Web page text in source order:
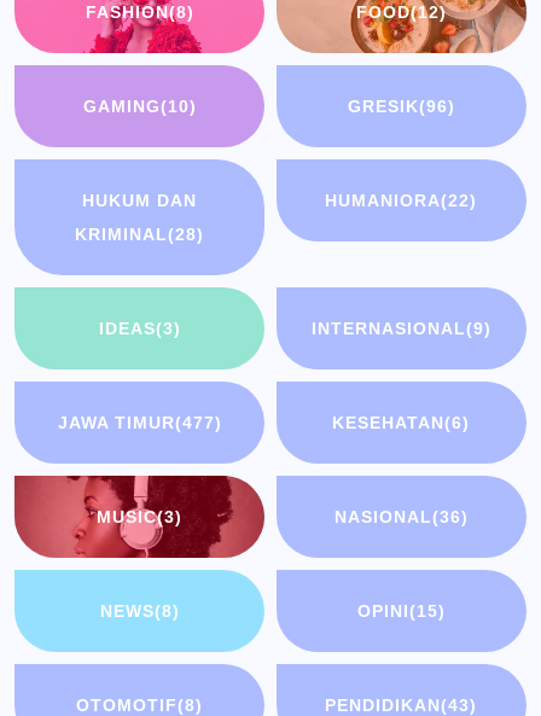
FASHION(8) FOOD(12)
GAMING(10) GRESIK(96)
HUKUM DAN
KRIMINAL(28)
HUMANIORA(22)
IDEAS(3) INTERNASIONAL(9)
JAWA TIMUR(477) KESEHATAN(6)
MUSIC(3) NASIONAL(36)
NEWS(8) OPINI(15)
OTOMOTIF(8) PENDIDIKAN(43)